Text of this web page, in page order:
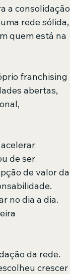
a consolidação
rede sólida,
quem está na
franchising
abertas,
de ser
de valor da
no dia a dia.
da rede.
crescer